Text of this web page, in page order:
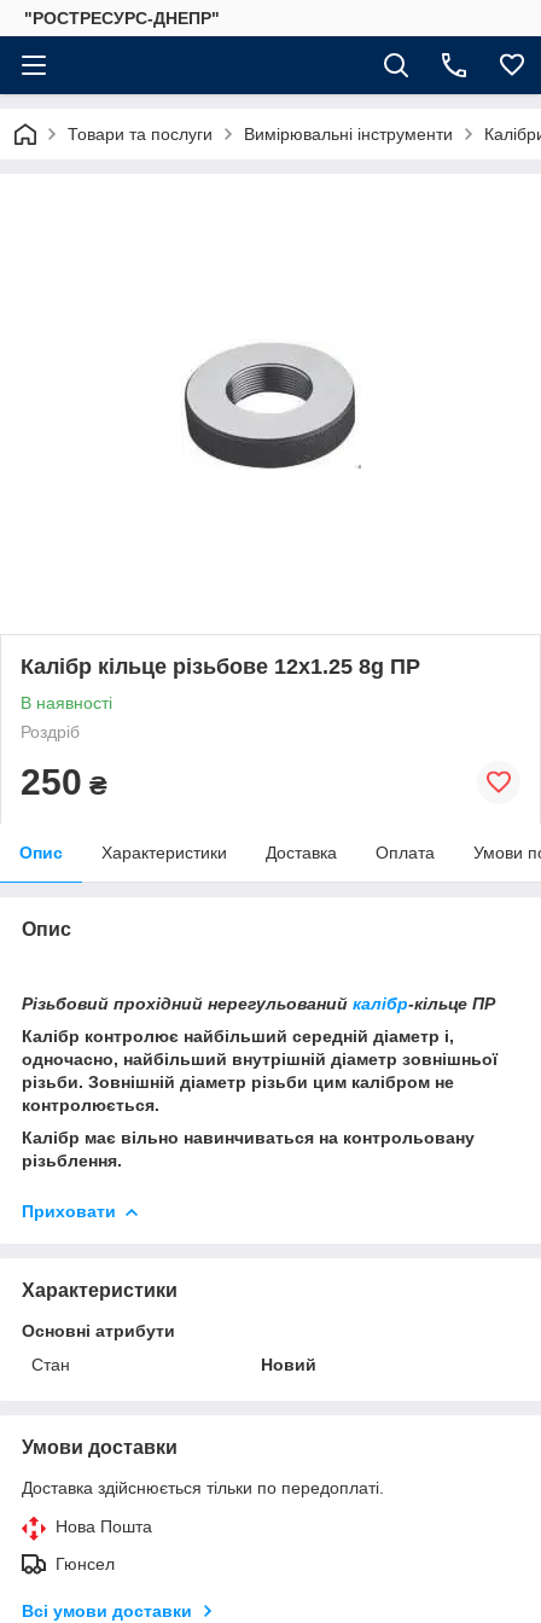
"РОСТРЕСУРС-ДНЕПР"
Товари та послуги Вимірювальні інструменти
Калібр кільце різьбове 12х1.25 8g ПР
В наявності
Роздріб
250 ₴
Опис Характеристики Доставка Оплата Умови
Опис
Різьбовий прохідний нерегульований калібр-кільце ПР
Калібр контролює найбільший середній діаметр і,
одночасно, найбільший внутрішній діаметр зовнішньої
різьби. Зовнішній діаметр різьби цим калібром не
контролюється.
Калібр має вільно навинчиваться на контрольовану
різьблення.
Приховати
Характеристики
Основні атрибути
Стан
Новий
Умови доставки
Доставка здійснюється тільки по передоплаті.
Нова Пошта
Гюнсел
Всі умови доставки